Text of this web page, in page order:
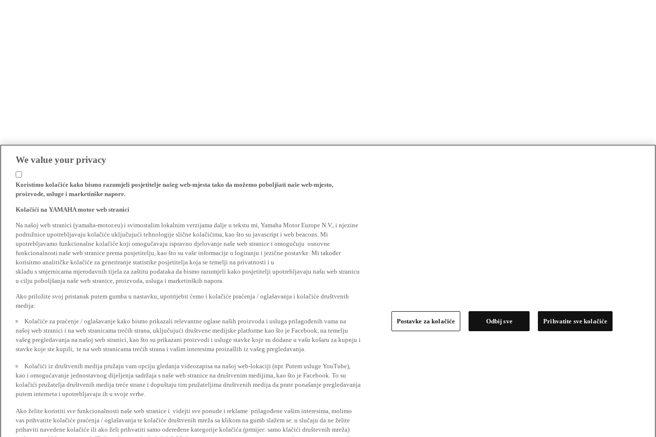
We value your privacy
Koristimo kolačiće kako bismo razumjeli posjetitelje našeg web-mjesta tako da možemo poboljšati naše web-mjesto,
proizvode, usluge i marketinške napore.
Kolačići na YAMAHA motor web stranici
Na našoj web stranici (yamaha-motor.eu) i svimostalim lokalnim verzijama dalje u tekstu mi, Yamaha Motor Europe N.V., i njezine
podružnice upotrebljavaju kolačiće uključujući tehnologije slične kolačićima, kao što su javascript i web beacons. Mi
upotrebljavamo funkcionalne kolačiće koji omogučavaju ispravno djelovanje naše web stranice i omogučuju osnovne
funkcionalnosti naše web stranice prema posjetitelju, kao što su vaše informacije o logiranju i jezične postavke. Mi također
korisitmo analitičke kolačiće za generiranje statistike posjetitelja koja se temelji na privatnosti i u
skladu s smjernicama mjerodavnih tijela za zaštitu podataka da bismo razumjeli kako posjetitelji upotrebljavaju našu web stranicu
u cilju poboljšanja naše web stranice, proizvoda, usluga i marketinških napora.
Ako priložite svoj pristanak putem gumba u nastavku, upotrijebit ćemo i kolačiće praćenja / oglašavanja i kolačiće društvenih
medija:
Kolačiće za praćenje / oglašavanje kako bismo prikazali relevantne oglase naših proizvoda i usluga prilagođenih vama na
našoj web stranici i na web stranicama trećih strana, uključujući društvene medijske platforme kao što je Facebook, na temelju
vašeg pregledavanja na našoj web stranici, kao što su prikazani proizvodi i usluge stavke koje su dodane u vašu košaru za kupnju i
stavke koje ste kupili, te na web stranicama trećih strana i vašim interesima proizašlih iz vašeg pregledavanja.
Kolačići iz društvenih medija pružaju vam opciju gledanja videozapisa na našoj web-lokaciji (npr. Putem usluge YouTube),
kao i omogućavanje jednostavnog dijeljenja sadržaja s naše web stranice na društvenim medijima, kao što je Facebook. To su
kolačići pružatelja društvenih medija treće strane i dopuštaju tim pružateljima društvenih medija da prate ponašanje pregledavanja
putem interneta i upotrebljavaju ih u svoje svrhe.
Ako želite koristiti sve funkcionalnosti naše web stranice i videjti sve ponude i reklame prilagođene vašim interesima, molimo
vas prihvatite kolačiće praćenja / oglašavanja te kolačiće društvenih mreža sa klikom na gumb slažem se. u slučaju da ne želite
prihaviti navedene kolačiće ili ako želi prihvatiti samo odeređene kategorije kolačića (prmijer: samo klačići društevnih mreža)
Postavke za kolačiće Odbij sve Prihvatite sve kolačiće